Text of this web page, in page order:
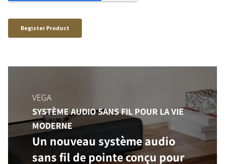
VEGA
SYSTÈME AUDIO SANS FIL POUR LA VIE
MODERNE
Un nouveau système audio
sans fil de pointe conçu pour